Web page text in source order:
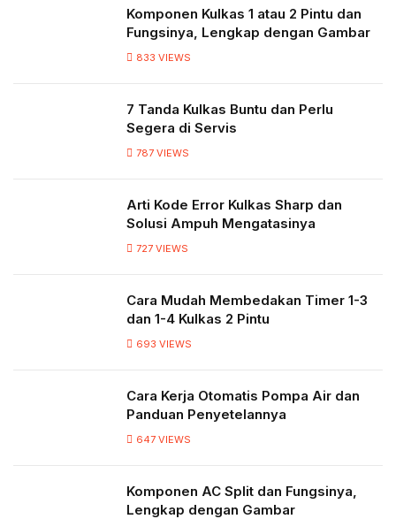
Komponen Kulkas 1 atau 2 Pintu dan
Fungsinya, Lengkap dengan Gambar
833 VIEWS
7 Tanda Kulkas Buntu dan Perlu
Segera di Servis
787 VIEWS
Arti Kode Error Kulkas Sharp dan
Solusi Ampuh Mengatasinya
727 VIEWS
Cara Mudah Membedakan Timer 1-3
dan 1-4 Kulkas 2 Pintu
693 VIEWS
Cara Kerja Otomatis Pompa Air dan
Panduan Penyetelannya
647 VIEWS
Komponen AC Split dan Fungsinya,
Lengkap dengan Gambar